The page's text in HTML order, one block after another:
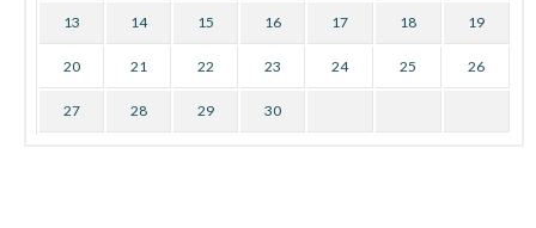
13 14 15 16 17 18 19
20 21 22 23 24 25 26
27 28 29 30